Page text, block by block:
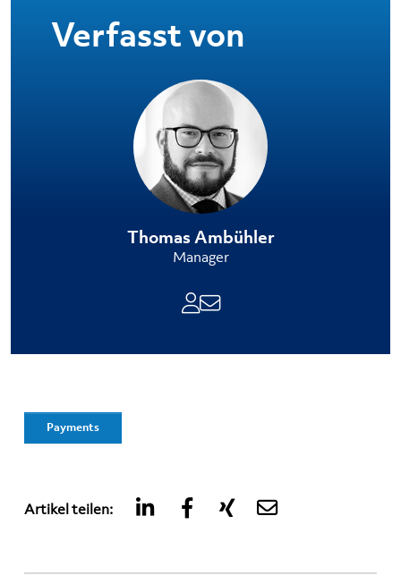
Verfasst von
Thomas Ambühler
Manager
Payments
Artikel teilen: